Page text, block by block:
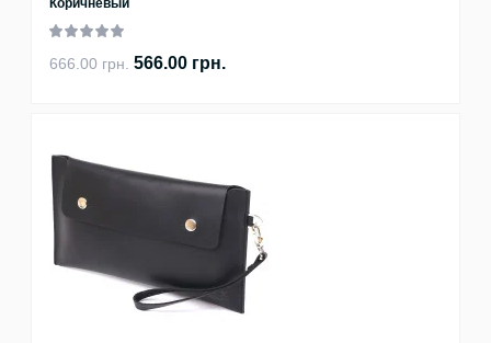
Коричневый
666.00 грн. 566.00 грн.